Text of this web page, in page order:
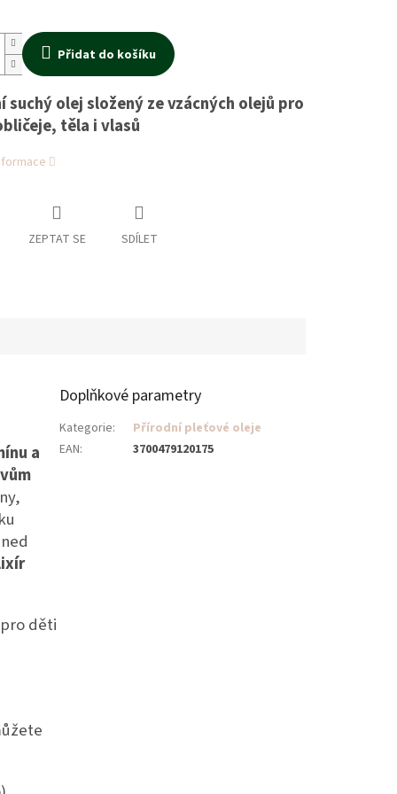
Přidat do košíku
suchý olej složený ze vzácných olejů pro
těla i vlasů
ZEPTAT SE SDÍLET
a
děti
Doplňkové parametry
Kategorie:
Přírodní pleťové oleje
EAN: 3700479120175